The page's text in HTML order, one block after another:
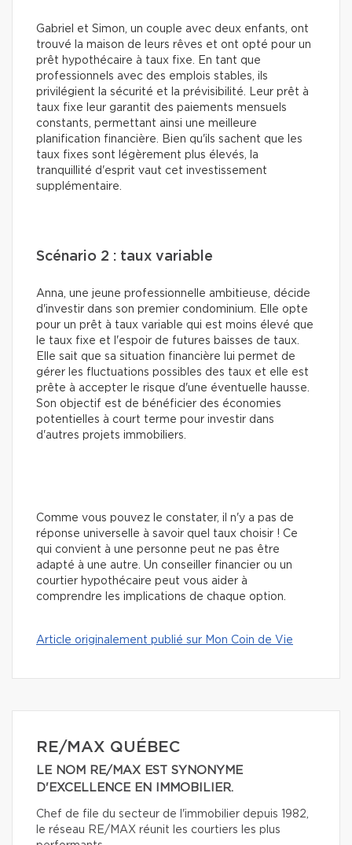
Gabriel et Simon, un couple avec deux enfants, ont
trouvé la maison de leurs rêves et ont opté pour un
prêt hypothécaire à taux fixe. En tant que
professionnels avec des emplois stables, ils
privilégient la sécurité et la prévisibilité. Leur prêt à
taux fixe leur garantit des paiements mensuels
constants, permettant ainsi une meilleure
planification financière. Bien qu'ils sachent que les
taux fixes sont légèrement plus élevés, la
tranquillité d'esprit vaut cet investissement
supplémentaire.
Scénario 2 : taux variable
Anna, une jeune professionnelle ambitieuse, décide
d'investir dans son premier condominium. Elle opte
pour un prêt à taux variable qui est moins élevé que
le taux fixe et l'espoir de futures baisses de taux.
Elle sait que sa situation financière lui permet de
gérer les fluctuations possibles des taux et elle est
prête à accepter le risque d'une éventuelle hausse.
Son objectif est de bénéficier des économies
potentielles à court terme pour investir dans
d'autres projets immobiliers.
Comme vous pouvez le constater, il n'y a pas de
réponse universelle à savoir quel taux choisir ! Ce
qui convient à une personne peut ne pas être
adapté à une autre. Un conseiller financier ou un
courtier hypothécaire peut vous aider à
comprendre les implications de chaque option.
Article originalement publié sur Mon Coin de Vie
RE/MAX QUÉBEC
LE NOM RE/MAX EST SYNONYME
D'EXCELLENCE EN IMMOBILIER.
Chef de file du secteur de l'immobilier depuis 1982,
le réseau RE/MAX réunit les courtiers les plus